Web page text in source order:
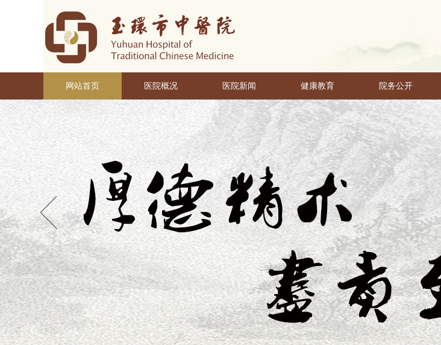
网站首页 医院概况 医院新闻 健康教育 院务公开